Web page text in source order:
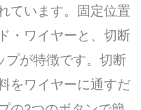
ています。固定位置
・ワイヤーと、切断
プが特徴です。切断
をワイヤーに通すだ